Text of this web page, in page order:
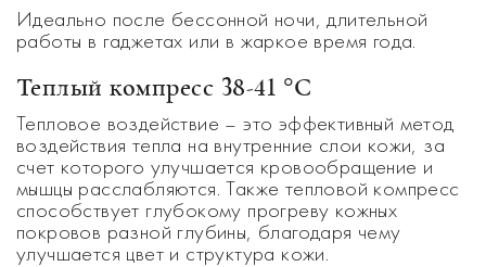
Идеально после бессонной ночи, длительной
работы в гаджетах или в жаркое время года.
Теплый компресс 38-41 °C
Тепловое воздействие – это эффективный метод
воздействия тепла на внутренние слои кожи, за
счет которого улучшается кровообращение и
мышцы расслабляются. Также тепловой компресс
способствует глубокому прогреву кожных
покровов разной глубины, благодаря чему
улучшается цвет и структура кожи.